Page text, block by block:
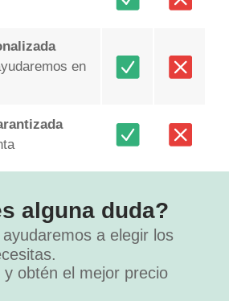
en
alguna duda?
a elegir los
y obtén el mejor precio